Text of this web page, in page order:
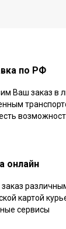
по РФ
Ваш заказ в
онлайн
картой
сервисы